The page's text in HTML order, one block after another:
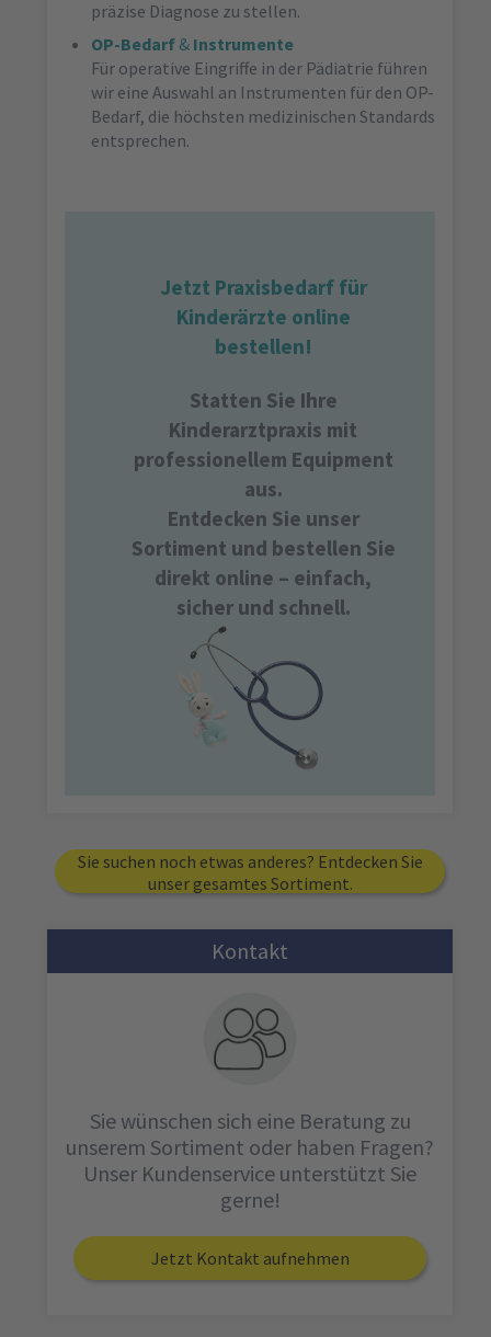
präzise Diagnose zu stellen.
OP-Bedarf & Instrumente
Für operative Eingriffe in der Pädiatrie führen
wir eine Auswahl an Instrumenten für den OP-
Bedarf, die höchsten medizinischen Standards
entsprechen.
Jetzt Praxisbedarf für
Kinderärzte online
bestellen!
Statten Sie Ihre
Kinderarztpraxis mit
professionellem Equipment
aus.
Entdecken Sie unser
Sortiment und bestellen Sie
direkt online – einfach,
sicher und schnell.
Sie suchen noch etwas anderes? Entdecken Sie
unser gesamtes Sortiment.
Kontakt
Sie wünschen sich eine Beratung zu
unserem Sortiment oder haben Fragen?
Unser Kundenservice unterstützt Sie
gerne!
Jetzt Kontakt aufnehmen